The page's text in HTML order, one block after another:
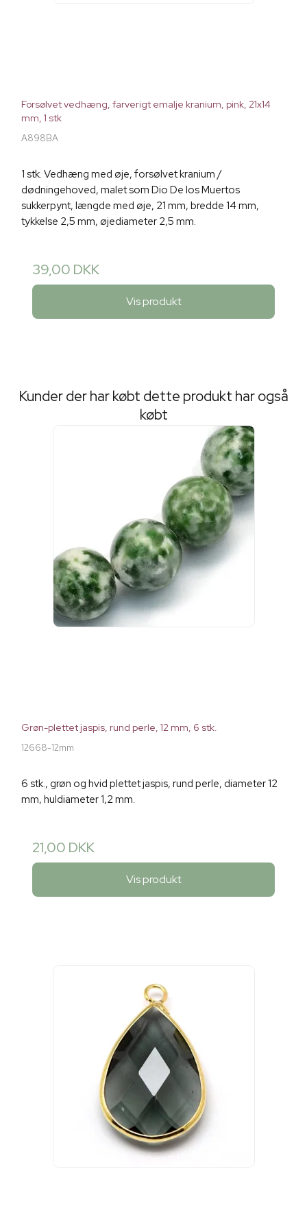
Forsølvet vedhæng, farverigt emalje kranium, pink, 21x14
mm, 1 stk
A898BA
1 stk. Vedhæng med øje, forsølvet kranium /
dødningehoved, malet som Dio De los Muertos
sukkerpynt, længde med øje, 21 mm, bredde 14 mm,
tykkelse 2,5 mm, øjediameter 2,5 mm.
39,00 DKK
Vis produkt
Kunder der har købt dette produkt har også
købt
Grøn-plettet jaspis, rund perle, 12 mm, 6 stk.
12668-12mm
6 stk., grøn og hvid plettet jaspis, rund perle, diameter 12
mm, huldiameter 1,2 mm.
21,00 DKK
Vis produkt